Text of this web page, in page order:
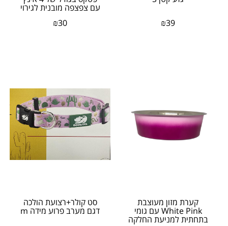
₪39
עם צפצפה מובנית לגירוי
₪30
קערת מזון מעוצבת
White Pink עם גומי
בתחתית למניעת החלקה
סט קולר+רצועת הולכה
דגם מערב פרוע מידה m